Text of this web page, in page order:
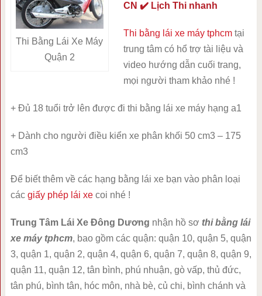
Thi Bằng Lái Xe Máy
Quận 2
CN ✔️ Lịch Thi nhanh
Thi bằng lái xe máy tphcmtại
trung tâm có hổ trợ tài liệu và
video hướng dẫn cuối trang,
mọi người tham khảo nhé !
+ Đủ 18 tuổi trở lên được đi thi bằng lái xe máy hạng a1
+ Dành cho người điều kiển xe phân khối 50 cm3 – 175
cm3
Để biết thêm về các hạng bằng lái xe bạn vào phân loại
các giấy phép lái xecoi nhé !
Trung Tâm Lái Xe Đông Dương nhận hồ sơ thi bằng lái
xe máy tphcm, bao gồm các quận: quận 10, quận 5, quận
3, quận 1, quận 2, quận 4, quận 6, quận 7, quận 8, quận 9,
quận 11, quận 12, tân bình, phú nhuận, gò vấp, thủ đức,
tân phú, bình tân, hóc môn, nhà bè, củ chi, bình chánh và